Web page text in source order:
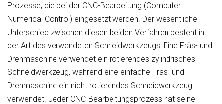
Prozesse, die bei der CNC-Bearbeitung (Computer
Numerical Control) eingesetzt werden. Der wesentliche
Unterschied zwischen diesen beiden Verfahren besteht in
der Art des verwendeten Schneidwerkzeugs: Eine Fräs- und
Drehmaschine verwendet ein rotierendes zylindrisches
Schneidwerkzeug, während eine einfache Fräs- und
Drehmaschine ein nicht rotierendes Schneidwerkzeug
verwendet. Jeder CNC-Bearbeitungsprozess hat seine